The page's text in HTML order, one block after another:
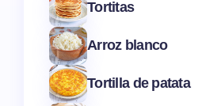
Tortitas
Arroz blanco
Tortilla de patata